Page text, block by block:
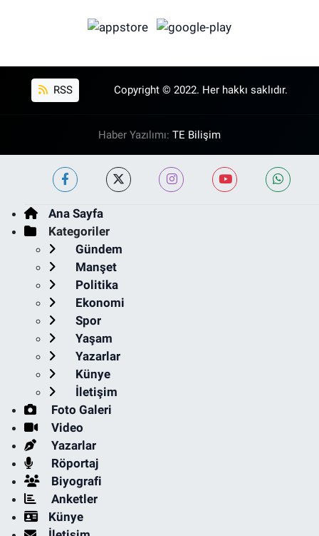
RSS Copyright © 2022. Her hakkı saklıdır.
Haber Yazılımı: TE Bilişim
Ana Sayfa
Kategoriler
Gündem
Manşet
Politika
Ekonomi
Spor
Yaşam
Yazarlar
Künye
İletişim
Foto Galeri
Video
Yazarlar
Röportaj
Biyografi
Anketler
Künye